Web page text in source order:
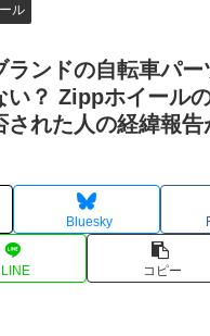
ル
ランドの自転車パー
い？ Zippホイール
された人の経緯報告
Bluesky
LINE コピー